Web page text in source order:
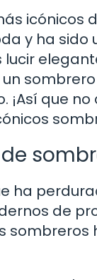
icónicos
y ha sido
que
ha
de
sombreros